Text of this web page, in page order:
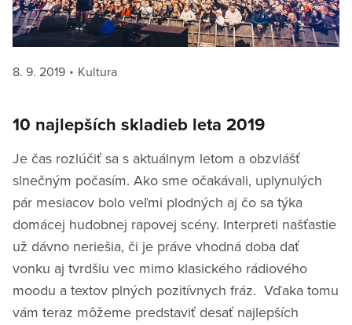
Posted
8. 9. 2019 Categories
Kultura
10 najlepších skladieb leta 2019
Je čas rozlúčiť sa s aktuálnym letom a obzvlášť
slnečným počasím. Ako sme očakávali, uplynulých
pár mesiacov bolo veľmi plodných aj čo sa týka
domácej hudobnej rapovej scény. Interpreti našťastie
už dávno neriešia, či je práve vhodná doba dať
vonku aj tvrdšiu vec mimo klasického rádiového
moodu a textov plných pozitívnych fráz. Vďaka tomu
vám teraz môžeme predstaviť desať najlepších